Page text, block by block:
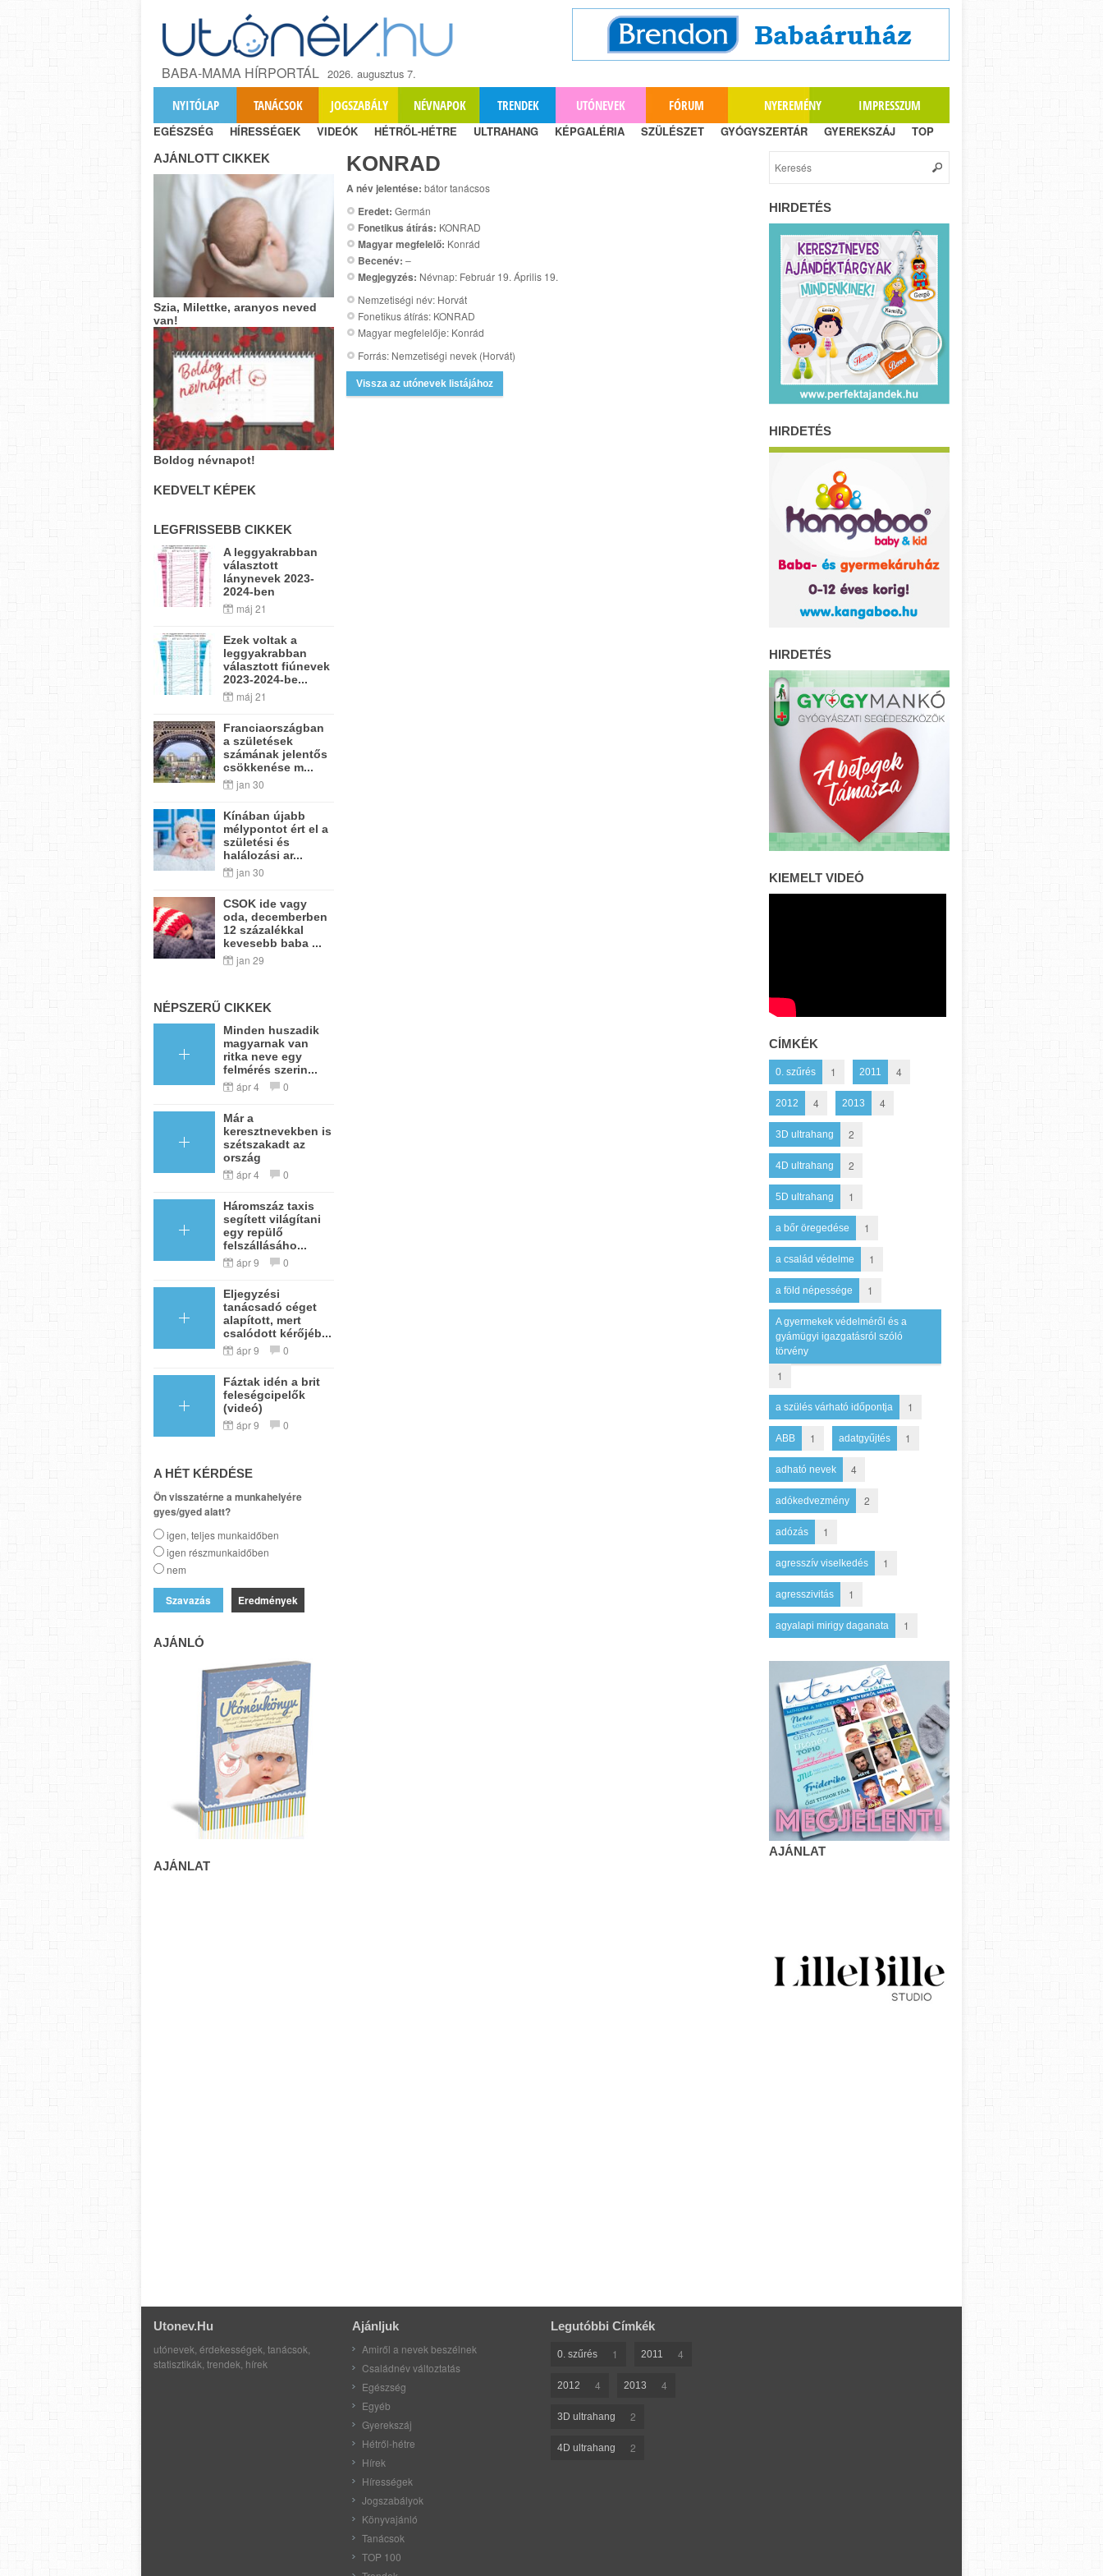
BABA-MAMA HÍRPORTÁL 2026. augusztus 7.
NYITÓLAP TANÁCSOK JOGSZABÁLY NÉVNAPOK TRENDEK UTÓNEVEK FÓRUM NYEREMÉNY IMPRESSZUM
EGÉSZSÉG HÍRESSÉGEK VIDEÓK HÉTRŐL-HÉTRE ULTRAHANG KÉPGALÉRIA SZÜLÉSZET GYÓGYSZERTÁR GYEREKSZÁJ TOP
KONRAD
A név jelentése: bátor tanácsos
Eredet: Germán
Fonetikus átírás: KONRAD
Magyar megfelelő: Konrád
Becenév: –
Megjegyzés: Névnap: Február 19. Április 19.
Nemzetiségi név: Horvát
Fonetikus átírás: KONRAD
Magyar megfelelője: Konrád
Forrás: Nemzetiségi nevek (Horvát)
Vissza az utónevek listájához
AJÁNLOTT CIKKEK
Szia, Milettke, aranyos neved
van!
Boldog névnapot!
KEDVELT KÉPEK
LEGFRISSEBB CIKKEK
A leggyakrabban
választott
lánynevek 2023-
2024-ben
máj 21
Ezek voltak a
leggyakrabban
választott fiúnevek
2023-2024-be...
máj 21
Franciaországban
a születések
számának jelentős
csökkenése m...
jan 30
Kínában újabb
mélypontot ért el a
születési és
halálozási ar...
jan 30
CSOK ide vagy
oda, decemberben
12 százalékkal
kevesebb baba ...
jan 29
NÉPSZERŰ CIKKEK
Minden huszadik
magyarnak van
ritka neve egy
felmérés szerin...
ápr 4 0
Már a
keresztnevekben is
szétszakadt az
ország
ápr 4 0
Háromszáz taxis
segített világítani
egy repülő
felszállásáho...
ápr 9 0
Eljegyzési
tanácsadó céget
alapított, mert
csalódott kérőjéb...
ápr 9 0
Fáztak idén a brit
feleségcipelők
(videó)
ápr 9 0
A HÉT KÉRDÉSE
Ön visszatérne a munkahelyére
gyes/gyed alatt?
igen, teljes munkaidőben
igen részmunkaidőben
nem
Eredmények
AJÁNLÓ
AJÁNLAT
HIRDETÉS
HIRDETÉS
HIRDETÉS
KIEMELT VIDEÓ
CÍMKÉK
0. szűrés 1 2011 4
2012 4 2013 4
3D ultrahang 2
4D ultrahang 2
5D ultrahang 1
a bőr öregedése 1
a család védelme 1
a föld népessége 1
A gyermekek védelméről és a
gyámügyi igazgatásról szóló
törvény
1
a szülés várható időpontja 1
ABB 1 adatgyűjtés 1
adható nevek 4
adókedvezmény 2
adózás 1
agresszív viselkedés 1
agresszivitás 1
agyalapi mirigy daganata 1
AJÁNLAT
Utonev.hu
utónevek, érdekességek, tanácsok,
statisztikák, trendek, hírek
Ajánljuk
Amiről a nevek beszélnek
Családnév változtatás
Egészség
Egyéb
Gyerekszáj
Hétről-hétre
Hírek
Hírességek
Jogszabályok
Könyvajánló
Tanácsok
TOP 100
Legutóbbi Címkék
0. szűrés 1 2011 4
2012 4 2013 4
3D ultrahang 2
4D ultrahang 2